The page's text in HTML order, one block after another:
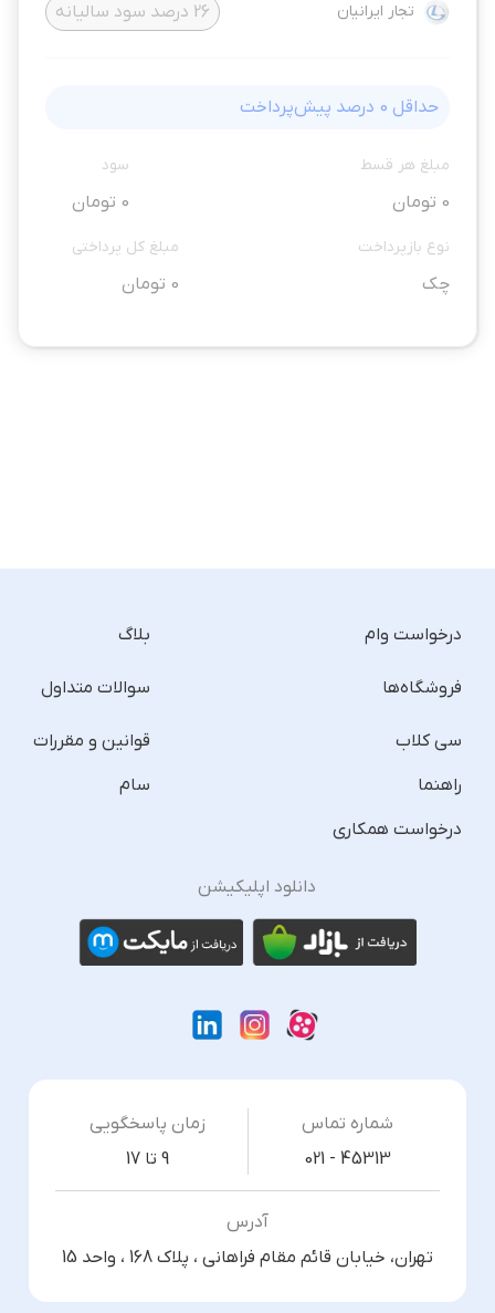
تجار ایرانیان 26 درصد سود سالیانه
حداقل 0 درصد پیش‌پرداخت
مبلغ هر قسط
0 تومان
سود
0 تومان
نوع بازپرداخت
چک
مبلغ کل پرداختی
0 تومان
درخواست وام
فروشگاه‌ها
سی کلاب
راهنما
درخواست همکاری
بلاگ
سوالات متداول
قوانین و مقررات
سام
دانلود اپلیکیشن
شماره تماس
021 - 45313
زمان پاسخگویی
9 تا 17
آدرس
تهران، خیابان قائم مقام فراهانی ، پلاک 168 ، واحد 15